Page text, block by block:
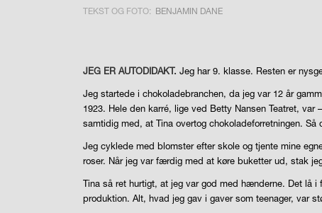
TEKST OG FOTO: BENJAMIN DANE
JEG ER AUTODIDAKT. Jeg har 9. klasse. Resten er
Jeg startede i chokoladebranchen, da jeg var 12 år
1923. Hele den karré, lige ved Betty Nansen Teatret,
samtidig med, at Tina overtog chokoladeforretningen.
Jeg cyklede med blomster efter skole og tjente mine
roser. Når jeg var færdig med at køre buketter ud, stak
Tina så ret hurtigt, at jeg var god med hænderne. Det lå
produktion. Alt, hvad jeg gav i gaver som teenager, var